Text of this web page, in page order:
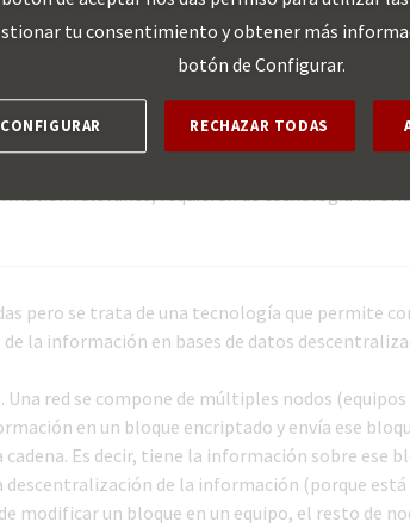
informática para su gestión y análisis. A
para analizar estos grandes conjuntos
Por ejemplo, una base de datos con todos los
relevante, requieren de tecnología
pero se trata de una tecnología que permite
la información en bases de datos
red se compone de múltiples nodos
en un bloque encriptado y envía ese
Es decir, tiene la información sobre ese
de la información (porque
modificar un bloque en un equipo, el resto de
tu consentimiento y obtener más
botón de Configurar.
CONFIGURAR RECHAZAR TODAS